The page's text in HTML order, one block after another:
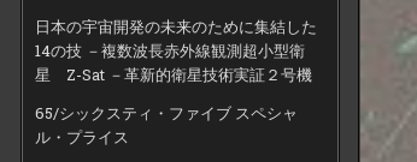
日本の宇宙開発の未来のために集結した
14の技 －複数波長赤外線観測超小型衛
星 Z-Sat －革新的衛星技術実証２号機
65/シックスティ・ファイブ スペシャ
ル・プライス